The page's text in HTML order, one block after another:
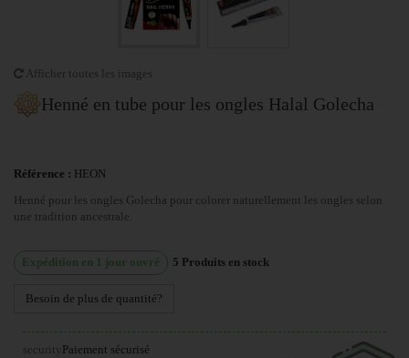
Afficher toutes les images
Henné en tube pour les ongles Halal Golecha
Référence : HEON
Henné pour les ongles Golecha pour colorer naturellement les ongles selon
une tradition ancestrale.
Expédition en 1 jour ouvré 5 Produits en stock
Besoin de plus de quantité?
security Paiement sécurisé